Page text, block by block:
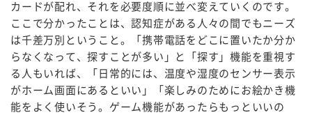
カードが配れ、それを必要度順に並べ変えていくのです。
ここで分かったことは、認知症がある人々の間でもニーズ
は千差万別ということ。「携帯電話をどこに置いたか分か
らなくなって、探すことが多い」と「探す」機能を重視す
る人もいれば、「日常的には、温度や湿度のセンサー表示
がホーム画面にあるといい」「楽しみのためにお絵かき機
能をよく使いそう。ゲーム機能があったらもっといいの